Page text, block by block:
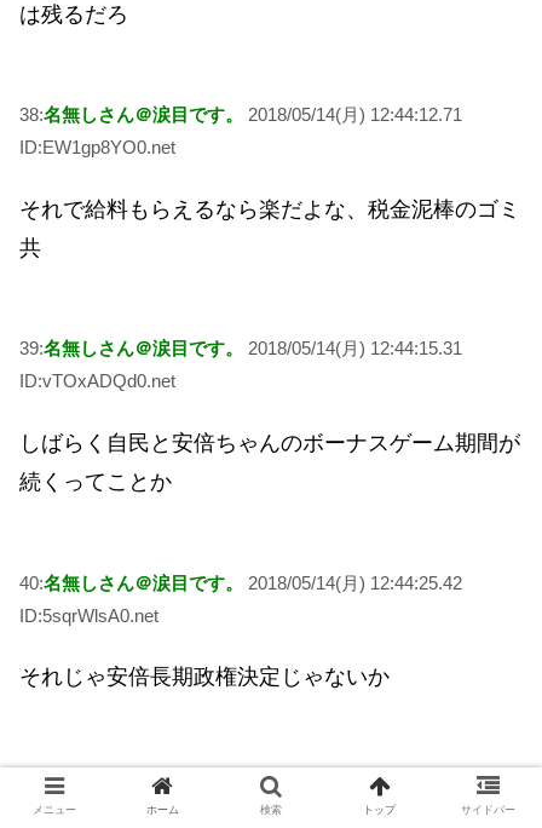
は残るだろ
38:名無しさん＠涙目です。
2018/05/14(月) 12:44:12.71
ID:EW1gp8YO0.net
それで給料もらえるなら楽だよな、税金泥棒のゴミ
共
39:名無しさん＠涙目です。
2018/05/14(月) 12:44:15.31
ID:vTOxADQd0.net
しばらく自民と安倍ちゃんのボーナスゲーム期間が
続くってことか
40:名無しさん＠涙目です。
2018/05/14(月) 12:44:25.42
ID:5sqrWlsA0.net
それじゃ安倍長期政権決定じゃないか
メニュー ホーム 検索 トップ サイドバー